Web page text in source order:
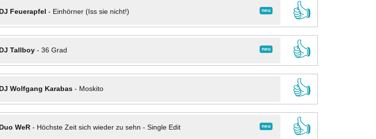
neu
DJ Feuerapfel - Einhörner (Iss sie nicht!)
👍
neu
DJ Tallboy- 36 Grad
👍
DJ Wolfgang Karabas- Moskito
👍
neu
Duo WeR- Höchste Zeit sich wieder zu sehn - Single Edit
👍